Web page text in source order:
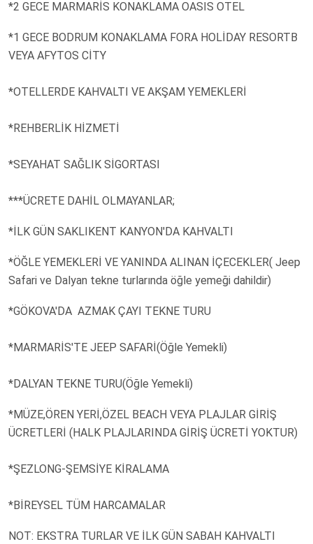
*2 GECE MARMARİS KONAKLAMA OASIS OTEL
*1 GECE BODRUM KONAKLAMA FORA HOLİDAY RESORTB
VEYA AFYTOS CİTY
*OTELLERDE KAHVALTI VE AKŞAM YEMEKLERİ
*REHBERLİK HİZMETİ
*SEYAHAT SAĞLIK SİGORTASI
***ÜCRETE DAHİL OLMAYANLAR;
*İLK GÜN SAKLIKENT KANYON'DA KAHVALTI
*ÖĞLE YEMEKLERİ VE YANINDA ALINAN İÇECEKLER( Jeep
Safari ve Dalyan tekne turlarında öğle yemeği dahildir)
*GÖKOVA'DA AZMAK ÇAYI TEKNE TURU
*MARMARİS'TE JEEP SAFARİ(Öğle Yemekli)
*DALYAN TEKNE TURU(Öğle Yemekli)
*MÜZE,ÖREN YERİ,ÖZEL BEACH VEYA PLAJLAR GİRİŞ
ÜCRETLERİ (HALK PLAJLARINDA GİRİŞ ÜCRETİ YOKTUR)
*ŞEZLONG-ŞEMSİYE KİRALAMA
*BİREYSEL TÜM HARCAMALAR
NOT: EKSTRA TURLAR VE İLK GÜN SABAH KAHVALTI